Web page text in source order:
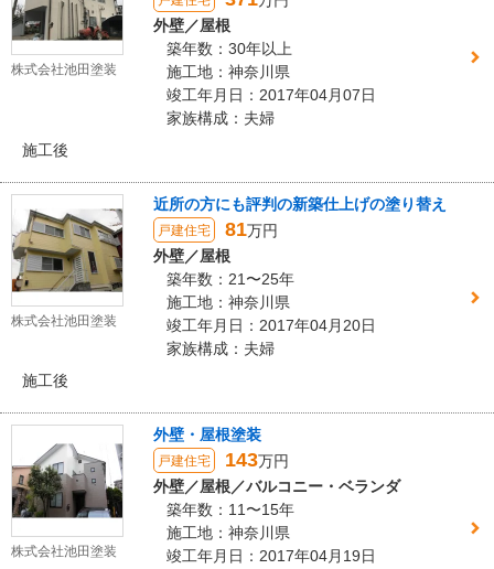
株式会社池田塗装
外壁／屋根
築年数：30年以上
施工地：神奈川県
竣工年月日：2017年04月07日
家族構成：夫婦
施工後
株式会社池田塗装
近所の方にも評判の新築仕上げの塗り替え
戸建住宅 81万円
外壁／屋根
築年数：21〜25年
施工地：神奈川県
竣工年月日：2017年04月20日
家族構成：夫婦
施工後
株式会社池田塗装
外壁・屋根塗装
戸建住宅 143万円
外壁／屋根／バルコニー・ベランダ
築年数：11〜15年
施工地：神奈川県
竣工年月日：2017年04月19日